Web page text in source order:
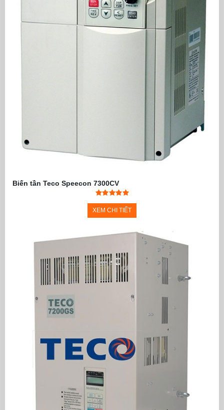
Biến tần Teco Speecon 7300CV
XEM CHI TIẾT